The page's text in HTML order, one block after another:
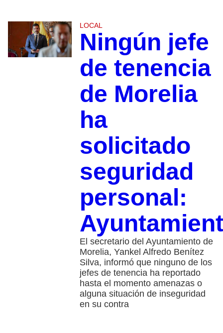
LOCAL
Ningún jefe
de tenencia
de Morelia
ha
solicitado
seguridad
personal:
El secretario del Ayuntamiento de
Morelia, Yankel Alfredo Benítez
Silva, informó que ninguno de los
jefes de tenencia ha reportado
hasta el momento amenazas o
alguna situación de inseguridad
en su contra